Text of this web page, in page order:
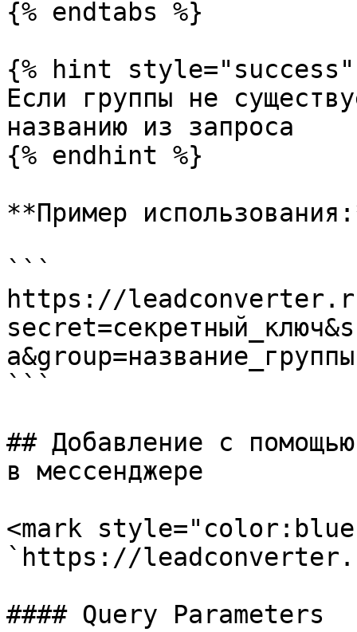
{% endtabs %}
{% hint style="success"
Если группы не
названию из запроса
{% endhint %}
**Пример
```
https://
а&group=название_группы
```
## Добавление с
в мессенджере
<mark
`https://
#### Query Parameters